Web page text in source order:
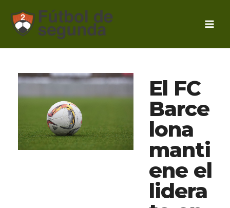
contenido
El FC
Barce
lona
manti
ene el
lidera